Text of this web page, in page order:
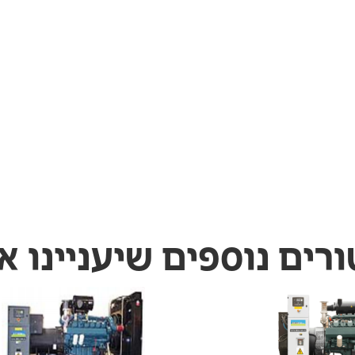
נוספים שיעניינו